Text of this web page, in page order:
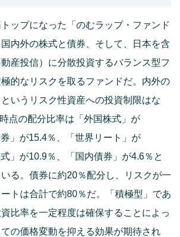
ップになった「のむラップ・ファンド
国内外の株式と債券、そして、日本を含
産投信）に分散投資するバランス型フ
的なリスクを取るファンドだ。内外の
いうリスク性資産への投資制限はな
点の配分比率は「外国株式」が
」が15.4％、「世界リート」が
」が10.9％、「国内債券」が4.6％と
る。債券に約20％配分し、リスクが一
トは合計で約80％だ。「積極型」であ
比率を一定程度は確保することによっ
の価格変動を抑える効果が期待され